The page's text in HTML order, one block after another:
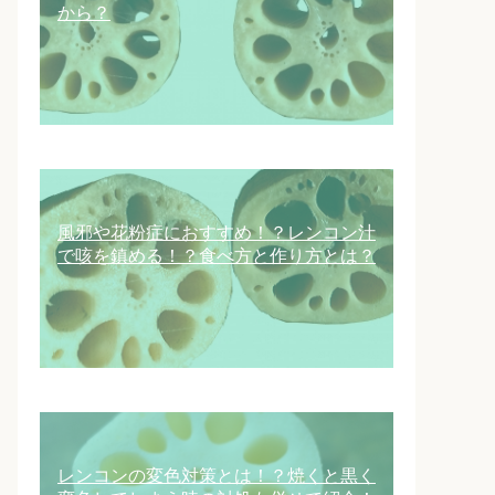
から？
風邪や花粉症におすすめ！？レンコン汁
で咳を鎮める！？食べ方と作り方とは？
レンコンの変色対策とは！？焼くと黒く